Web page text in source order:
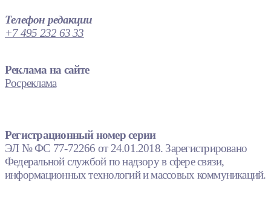
Телефон редакции
+7 495 232 63 33
Реклама на сайте
Росреклама
Регистрационный номер серии
ЭЛ № ФС 77-72266 от 24.01.2018. Зарегистрировано
Федеральной службой по надзору в сфере связи,
информационных технологий и массовых коммуникаций.